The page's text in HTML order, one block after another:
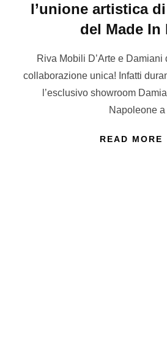
l’unione artistica
del Made In
Riva Mobili D’Arte e Damiani
collaborazione unica! Infatti
l’esclusivo showroom
Napoleone a
READ MORE